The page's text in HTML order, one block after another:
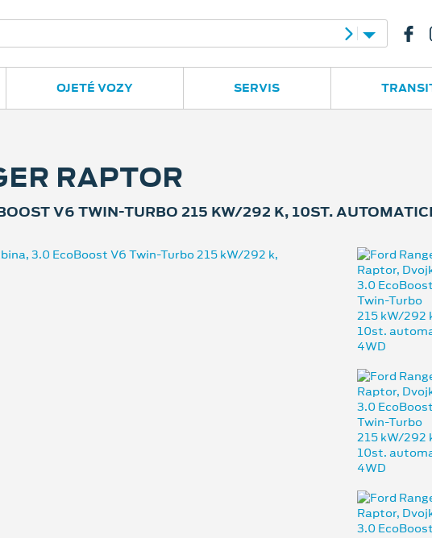
OJETÉ VOZY SERVIS
RAPTOR
V6 TWIN-TURBO 215 KW/292 K, 10ST.